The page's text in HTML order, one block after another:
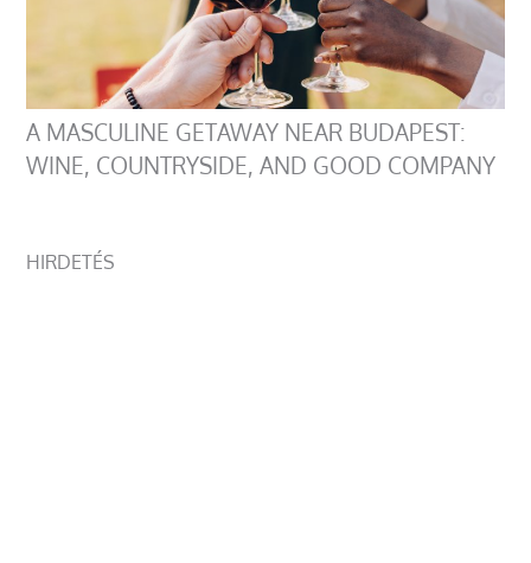
A MASCULINE GETAWAY NEAR BUDAPEST:
WINE, COUNTRYSIDE, AND GOOD COMPANY
HIRDETÉS